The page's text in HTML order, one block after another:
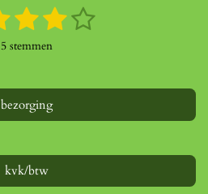
3
s
e
r
r
e
4
s
e
r
r
e
5
e
r
r
e
5 stemmen
bezorging
kvk/btw